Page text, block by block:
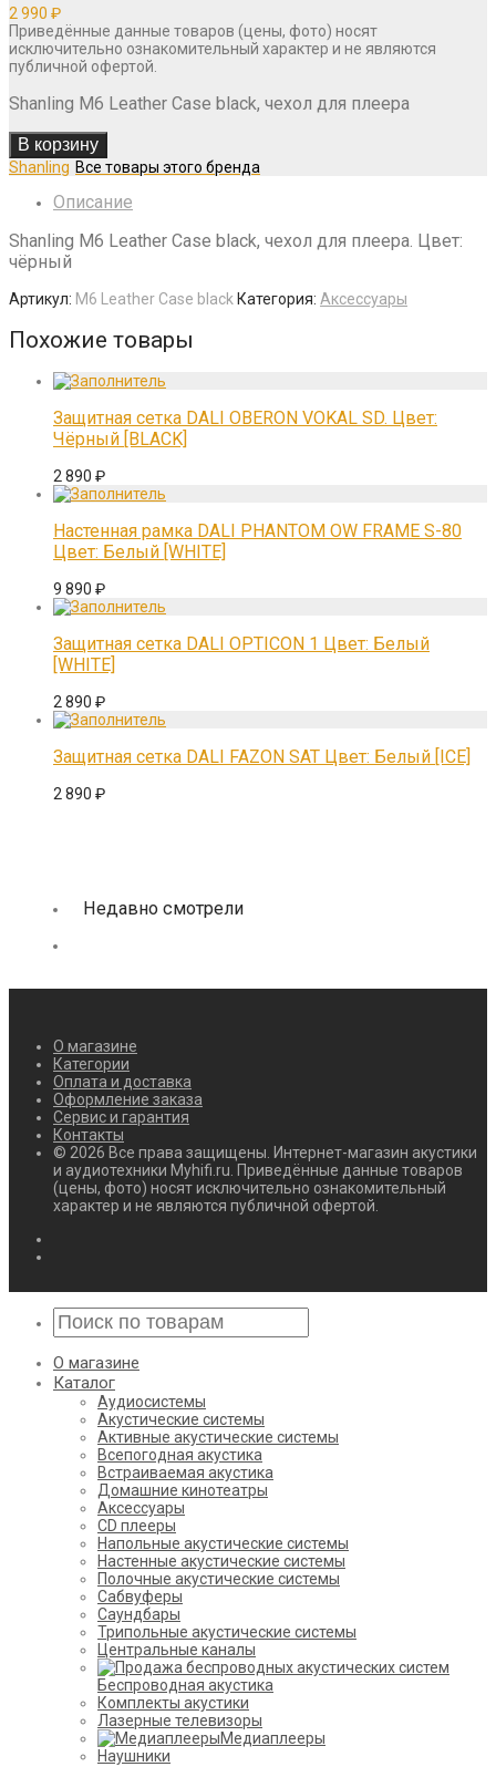
2 990 ₽
Приведённые данные товаров (цены, фото) носят
исключительно ознакомительный характер и не являются
публичной офертой.
Shanling M6 Leather Case black, чехол для плеера
В корзину
Shanling
Описание
Shanling M6 Leather Case black, чехол для плеера. Цвет:
чёрный
Артикул: M6 Leather Case black Категория: Аксессуары
Похожие товары
Защитная сетка DALI OBERON VOKAL SD. Цвет:
Чёрный [BLACK]
2 890 ₽
Настенная рамка DALI PHANTOM OW FRAME S-80
Цвет: Белый [WHITE]
9 890 ₽
Защитная сетка DALI OPTICON 1 Цвет: Белый
[WHITE]
2 890 ₽
Защитная сетка DALI FAZON SAT Цвет: Белый [ICE]
2 890 ₽
Недавно смотрели
О магазине
Категории
Оплата и доставка
Оформление заказа
Сервис и гарантия
Контакты
© 2026 Все права защищены. Интернет-магазин акустики
и аудиотехники Myhifi.ru. Приведённые данные товаров
(цены, фото) носят исключительно ознакомительный
характер и не являются публичной офертой.
О магазине
Каталог
Аудиосистемы
Акустические системы
Активные акустические системы
Всепогодная акустика
Встраиваемая акустика
Домашние кинотеатры
Аксессуары
CD плееры
Напольные акустические системы
Настенные акустические системы
Полочные акустические системы
Сабвуферы
Саундбары
Трипольные акустические системы
Центральные каналы
Беспроводная акустика
Комплекты акустики
Лазерные телевизоры
Медиаплееры
Наушники